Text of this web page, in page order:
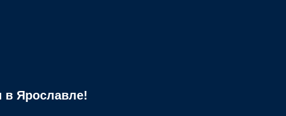
Ярославле!